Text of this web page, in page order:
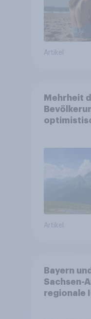
Artikel
Mehrheit
Artikel
Bayern
Sachsen-
regionale